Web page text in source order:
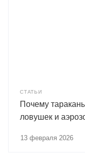
СТАТЬИ
Почему
ловушек и
13 февраля 2026